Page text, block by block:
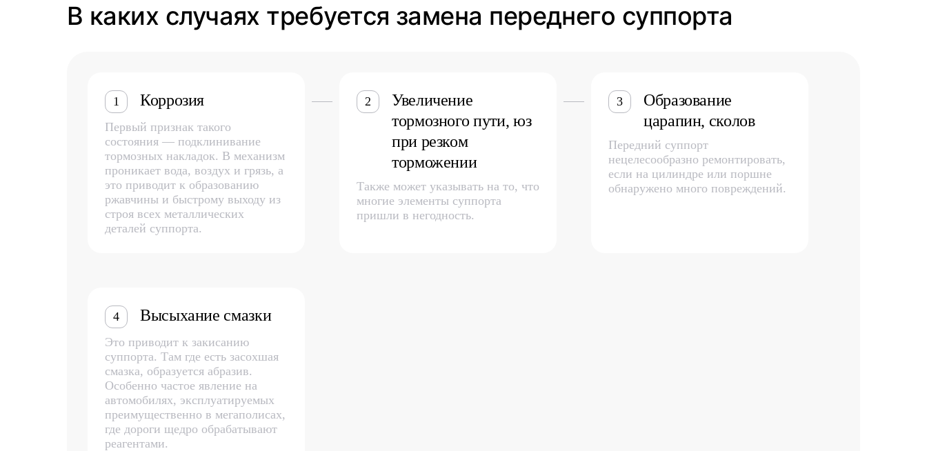
В каких случаях требуется замена переднего суппорта
1 Коррозия
Первый признак такого
состояния — подклинивание
тормозных накладок. В механизм
проникает вода, воздух и грязь, а
это приводит к образованию
ржавчины и быстрому выходу из
строя всех металлических
деталей суппорта.
2
Увеличение
тормозного пути, юз
при резком
торможении
Также может указывать на то, что
многие элементы суппорта
пришли в негодность.
3
Образование
царапин, сколов
Передний суппорт
нецелесообразно ремонтировать,
если на цилиндре или поршне
обнаружено много повреждений.
4 Высыхание смазки
Это приводит к закисанию
суппорта. Там где есть засохшая
смазка, образуется абразив.
Особенно частое явление на
автомобилях, эксплуатируемых
преимущественно в мегаполисах,
где дороги щедро обрабатывают
реагентами.